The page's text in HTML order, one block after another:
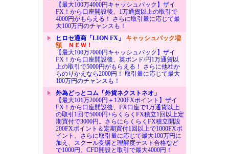
【最大100万4000円キャッシュバック】ザイ
FX！から口座開設後、1万通貨以上の取引で
4000円がもらえる！ さらに取引量に応じて最
大100万円のチャンスも！
ヒロセ通商「LION FX」 キャッシュバック増
額ＮＥＷ！
【最大100万7000円キャッシュバック】ザイ
FX！から口座開設後、英ポンド/円1万通貨以
上の取引で5000円がもらえる！ さらに他社か
らのりかえなら2000円！ 取引量に応じて最大
100万円のチャンスも！
外為どっとコム「外貨ネクストネオ」
【最大101万2000円＋1200FXポイント】ザイ
FX！から口座開設後、FX口座で1万通貨以上
の取引1回で5000円+らくらくFX積立1回以上定
期買付で3000円。さらにらくらくFX積立開設
200FXポイント＆定期買付1回以上で1000FXポ
イント。さらに取引量に応じて最大100万円に
加え、スクール受講と理解度テスト合格など
で1000円、CFD開設と取引で最大4000円！